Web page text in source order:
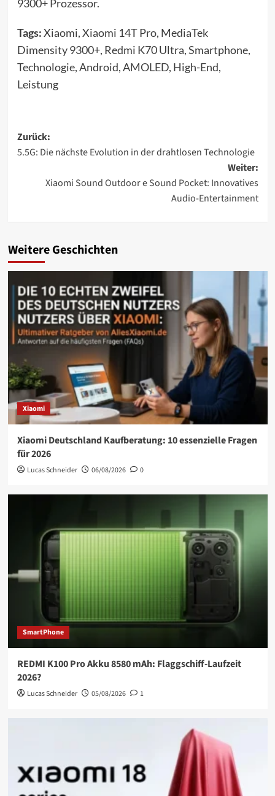
9300+ Prozessor.
Tags:Xiaomi, Xiaomi 14T Pro, MediaTek
Dimensity 9300+, Redmi K70 Ultra, Smartphone,
Technologie, Android, AMOLED, High-End,
Leistung
Beitragsnavigation
Zurück:
5.5G: Die nächste Evolution in der drahtlosen Technologie
Weiter:
Xiaomi Sound Outdoor e Sound Pocket: Innovatives
Audio-Entertainment
Weitere Geschichten
Xiaomi
Xiaomi Deutschland Kaufberatung: 10 essenzielle Fragen
für 2026
Lucas Schneider 06/08/2026 0
SmartPhone
REDMI K100 Pro Akku 8580 mAh: Flaggschiff-Laufzeit
2026?
Lucas Schneider 05/08/2026 1